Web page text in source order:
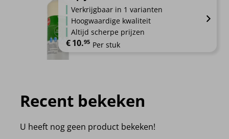
Verkrijgbaar in 1 varianten
Hoogwaardige kwaliteit
Altijd scherpe prijzen
€10.95 Per stuk
Recent bekeken
U heeft nog geen product bekeken!